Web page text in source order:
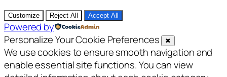
Customize Reject All Accept All
Powered by
Personalize Your Cookie Preferences
✖
We use cookies to ensure smooth navigation and
enable essential site functions. You can view